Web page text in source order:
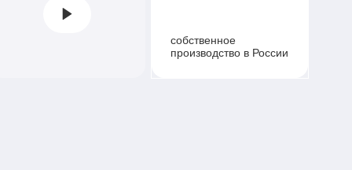
собственное
производство в России